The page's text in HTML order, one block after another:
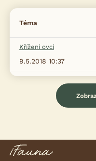
Téma
Křížení ovcí
9.5.2018 10:37